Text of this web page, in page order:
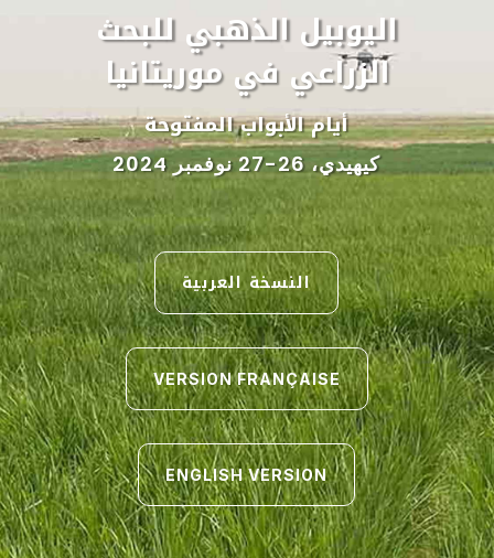
اليوبيل الذهبي للبحث
الزراعي في موريتانيا
أيام الأبواب المفتوحة
كيهيدي، 26-27 نوفمبر 2024
النسخة العربية
VERSION FRANÇAISE
ENGLISH VERSION